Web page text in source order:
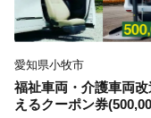
的・学術的価値が
ナ林」として、北
◆各お問い合わせ
１．受領証明書再
愛知県小牧市
福祉車両・介護車両
えるクーポン券